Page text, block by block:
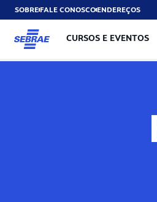
SOBREFALE CONOSCOENDEREÇOS
CURSOS E EVENTOS